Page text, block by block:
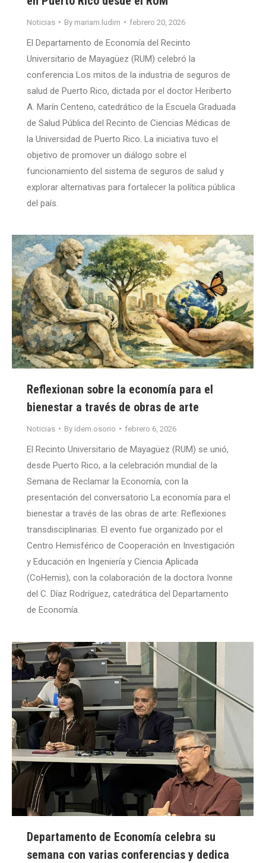
Noticias By mariam.ludim febrero 20, 2026
El Departamento de Economía del Recinto
Universitario de Mayagüez (RUM) celebró la
conferencia Los mitos de la industria de seguros de
salud de Puerto Rico, dictada por el doctor Heriberto
A. Marín Centeno, catedrático de la Escuela Graduada
de Salud Pública del Recinto de Ciencias Médicas de
la Universidad de Puerto Rico. La iniciativa tuvo el
objetivo de promover un diálogo sobre el
funcionamiento del sistema de seguros de salud y
explorar alternativas para fortalecer la política pública
del país.
Reflexionan sobre la economía para el
bienestar a través de obras de arte
Noticias By idem.osorio febrero 6, 2026
El Recinto Universitario de Mayagüez (RUM) se unió,
desde Puerto Rico, a la celebración mundial de la
Semana de Reclamar la Economía, con la
presentación del conversatorio La economía para el
bienestar a través de las obras de arte: Reflexiones
transdisciplinarias. El evento fue organizado por el
Centro Hemisférico de Cooperación en Investigación
y Educación en Ingeniería y Ciencia Aplicada
(CoHemis), con la colaboración de la doctora Ivonne
del C. Díaz Rodríguez, catedrática del Departamento
de Economía.
Departamento de Economía celebra su
semana con varias conferencias y dedica